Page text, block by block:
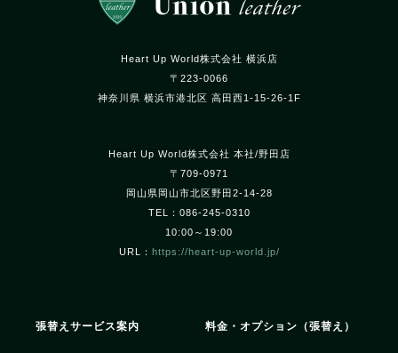
Heart Up World株式会社 横浜店
〒223-0066
神奈川県 横浜市港北区 高田西1-15-26-1F
Heart Up World株式会社 本社/野田店
〒709-0971
岡山県岡山市北区野田2-14-28
TEL：086-245-0310
10:00～19:00
URL： https://heart-up-world.jp/
張替えサービス案内 料金・オプション（張替え）